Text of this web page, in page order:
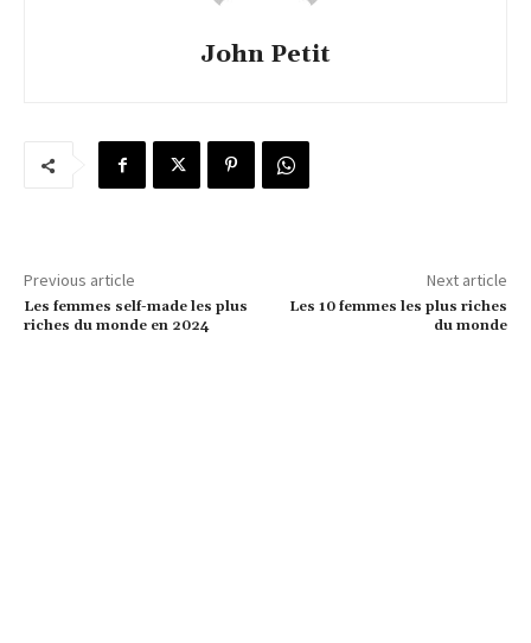
John Petit
Previous article
Les femmes self-made les plus
riches du monde en 2024
Next article
Les 10 femmes les plus riches
du monde